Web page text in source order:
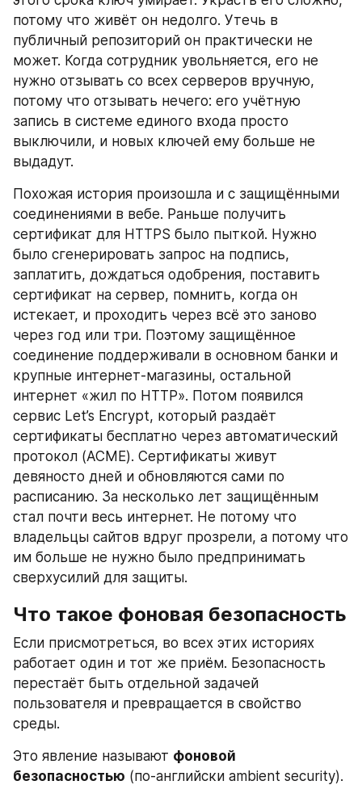
потому что живёт он недолго. Утечь в
публичный репозиторий он практически не
может. Когда сотрудник увольняется, его не
нужно отзывать со всех серверов вручную,
потому что отзывать нечего: его учётную
запись в системе единого входа просто
выключили, и новых ключей ему больше не
выдадут.
Похожая история произошла и с защищёнными
соединениями в вебе. Раньше получить
сертификат для HTTPS было пыткой. Нужно
было сгенерировать запрос на подпись,
заплатить, дождаться одобрения, поставить
сертификат на сервер, помнить, когда он
истекает, и проходить через всё это заново
через год или три. Поэтому защищённое
соединение поддерживали в основном банки и
крупные интернет-магазины, остальной
интернет «жил по HTTP». Потом появился
сервис Let’s Encrypt, который раздаёт
сертификаты бесплатно через автоматический
протокол (ACME). Сертификаты живут
девяносто дней и обновляются сами по
расписанию. За несколько лет защищённым
стал почти весь интернет. Не потому что
владельцы сайтов вдруг прозрели, а потому что
им больше не нужно было предпринимать
сверхусилий для защиты.
Что такое фоновая безопасность
Если присмотреться, во всех этих историях
работает один и тот же приём. Безопасность
перестаёт быть отдельной задачей
пользователя и превращается в свойство
среды.
Это явление называют фоновой
безопасностью (по-английски ambient security).